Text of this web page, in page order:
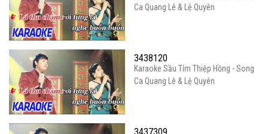
Ca Quang Lê & Lệ Quyên
3438120
Karaoke Sầu Tím Thiệp Hồng - Song
Ca Quang Lê & Lệ Quyên